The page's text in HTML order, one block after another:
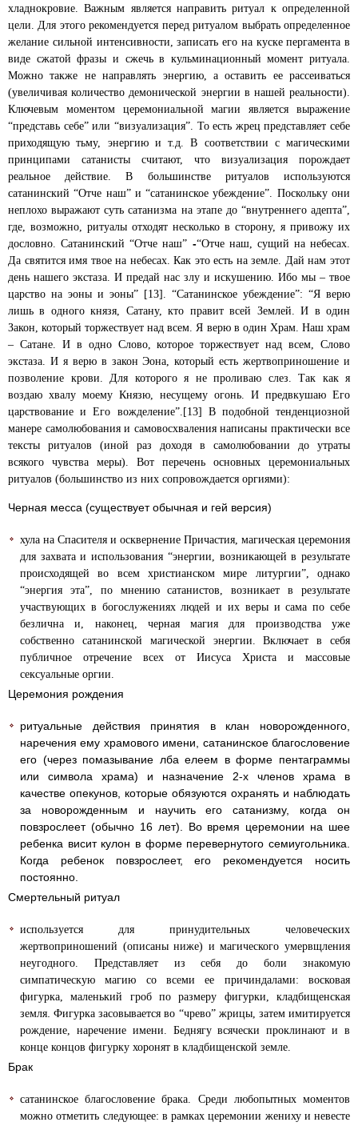
хладнокровие. Важным является направить ритуал к определенной
цели. Для этого рекомендуется перед ритуалом выбрать определенное
желание сильной интенсивности, записать его на куске пергамента в
виде сжатой фразы и сжечь в кульминационный момент ритуала.
Можно также не направлять энергию, а оставить ее рассеиваться
(увеличивая количество демонической энергии в нашей реальности).
Ключевым моментом церемониальной магии является выражение
“представь себе” или “визуализация”. То есть жрец представляет себе
приходящую тьму, энергию и т.д. В соответствии с магическими
принципами сатанисты считают, что визуализация порождает
реальное действие. В большинстве ритуалов используются
сатанинский “Отче наш” и “сатанинское убеждение”. Поскольку они
неплохо выражают суть сатанизма на этапе до “внутреннего адепта”,
где, возможно, ритуалы отходят несколько в сторону, я привожу их
дословно. Сатанинский “Отче наш” -“Отче наш, сущий на небесах.
Да святится имя твое на небесах. Как это есть на земле. Дай нам этот
день нашего экстаза. И предай нас злу и искушению. Ибо мы – твое
царство на эоны и эоны” [13]. “Сатанинское убеждение”: “Я верю
лишь в одного князя, Сатану, кто правит всей Землей. И в один
Закон, который торжествует над всем. Я верю в один Храм. Наш храм
– Сатане. И в одно Слово, которое торжествует над всем, Слово
экстаза. И я верю в закон Эона, который есть жертвоприношение и
позволение крови. Для которого я не проливаю слез. Так как я
воздаю хвалу моему Князю, несущему огонь. И предвкушаю Его
царствование и Его вожделение”.[13] В подобной тенденциозной
манере самолюбования и самовосхваления написаны практически все
тексты ритуалов (иной раз доходя в самолюбовании до утраты
всякого чувства меры). Вот перечень основных церемониальных
ритуалов (большинство из них сопровождается оргиями):
Черная месса (существует обычная и гей версия)
хула на Спасителя и осквернение Причастия, магическая церемония
для захвата и использования “энергии, возникающей в результате
происходящей во всем христианском мире литургии”, однако
“энергия эта”, по мнению сатанистов, возникает в результате
участвующих в богослужениях людей и их веры и сама по себе
безлична и, наконец, черная магия для производства уже
собственно сатанинской магической энергии. Включает в себя
публичное отречение всех от Иисуса Христа и массовые
сексуальные оргии.
Церемония рождения
ритуальные действия принятия в клан новорожденного,
наречения ему храмового имени, сатанинское благословение
его (через помазывание лба елеем в форме пентаграммы
или символа храма) и назначение 2-х членов храма в
качестве опекунов, которые обязуются охранять и наблюдать
за новорожденным и научить его сатанизму, когда он
повзрослеет (обычно 16 лет). Во время церемонии на шее
ребенка висит кулон в форме перевернутого семиугольника.
Когда ребенок повзрослеет, его рекомендуется носить
постоянно.
Смертельный ритуал
используется для принудительных человеческих
жертвоприношений (описаны ниже) и магического умервщления
неугодного. Представляет из себя до боли знакомую
симпатическую магию со всеми ее причиндалами: восковая
фигурка, маленький гроб по размеру фигурки, кладбищенская
земля Фигурка засовывается во “чрево” жрицы, затем имитируется
рождение, наречение имени. Беднягу всячески проклинают и в
конце концов фигурку хоронят в кладбищенской земле.
Брак
сатанинское благословение брака. Среди любопытных моментов
можно отметить следующее: в рамках церемонии жениху и невесте